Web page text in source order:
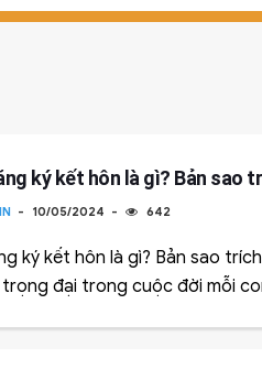
ký kết hôn là gì? Bản sao
10/05/2024 642
ký kết hôn là gì? Bản sao
đại trong cuộc đời mỗi